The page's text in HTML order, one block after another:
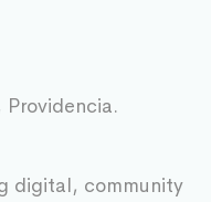
digital, community